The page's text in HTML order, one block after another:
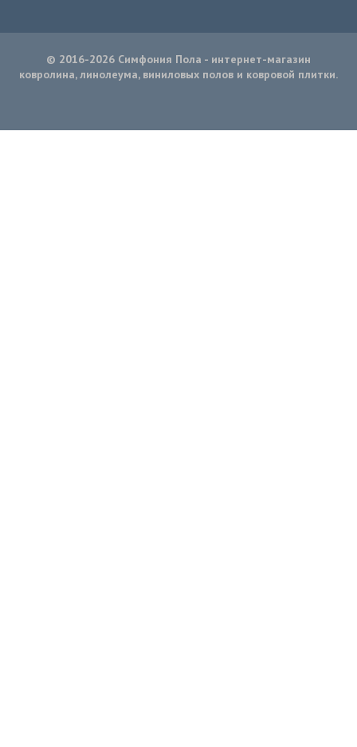
© 2016-2026 Симфония Пола - интернет-магазин
ковролина, линолеума, виниловых полов и ковровой плитки.